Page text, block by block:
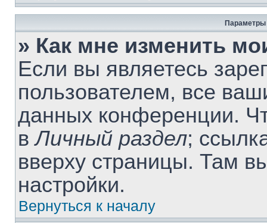
Параметры
» Как мне изменить
Если вы являетесь
пользователем, все
данных конференции.
вЛичный раздел;
вверху страницы. Там
настройки.
Вернуться к началу